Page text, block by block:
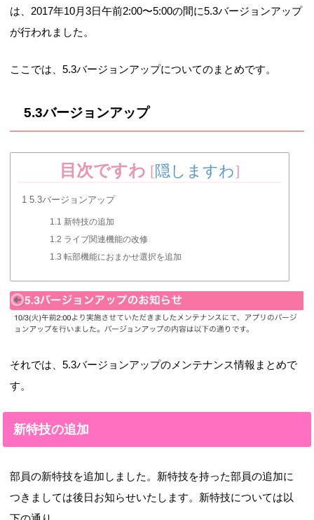
は、2017年10月3日午前2:00〜5:00の間に5.3バージョンアップ
が行われました。
ここでは、5.3バージョンアップについてのまとめです。
5.3バージョンアップ
目次ですわ [隠しますわ]
1 5.3バージョンアップ
1.1 新特技の追加
1.2 ライブ関連機能の改修
1.3 転部機能におまかせ選択を追加
それでは、5.3バージョンアップのメンテナンス情報まとめで
す。
新特技の追加
部員の新特技を追加しました。新特技を持った部員の追加に
つきましては後日お知らせいたします。新特技については以